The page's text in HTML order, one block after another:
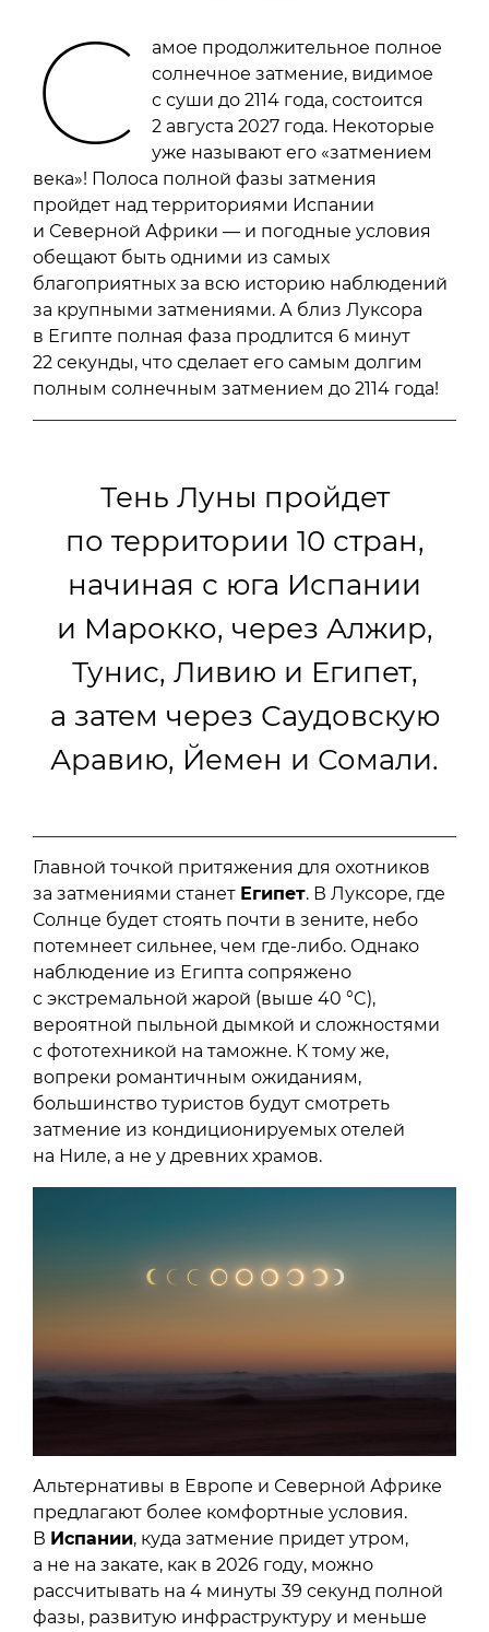
С
амое продолжительное полное
солнечное затмение, видимое
с суши до 2114 года, состоится
2 августа 2027 года. Некоторые
уже называют его «затмением
века»! Полоса полной фазы затмения
пройдет над территориями Испании
и Северной Африки — и погодные условия
обещают быть одними из самых
благоприятных за всю историю наблюдений
за крупными затмениями. А близ Луксора
в Египте полная фаза продлится 6 минут
22 секунды, что сделает его самым долгим
полным солнечным затмением до 2114 года!
Тень Луны пройдет
по территории 10 стран,
начиная с юга Испании
и Марокко, через Алжир,
Тунис, Ливию и Египет,
а затем через Саудовскую
Аравию, Йемен и Сомали.
Главной точкой притяжения для охотников
за затмениями станет Египет. В Луксоре, где
Солнце будет стоять почти в зените, небо
потемнеет сильнее, чем где-либо. Однако
наблюдение из Египта сопряжено
с экстремальной жарой (выше 40 °C),
вероятной пыльной дымкой и сложностями
с фототехникой на таможне. К тому же,
вопреки романтичным ожиданиям,
большинство туристов будут смотреть
затмение из кондиционируемых отелей
на Ниле, а не у древних храмов.
Альтернативы в Европе и Северной Африке
предлагают более комфортные условия.
В Испании, куда затмение придет утром,
а не на закате, как в 2026 году, можно
рассчитывать на 4 минуты 39 секунд полной
фазы, развитую инфраструктуру и меньше